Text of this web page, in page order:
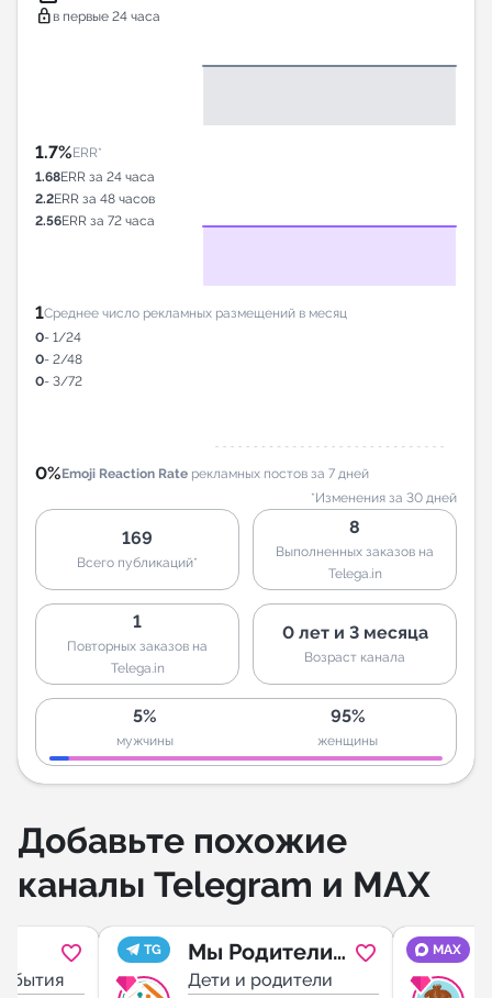
lock в первые 24 часа
1.7%ERR*
1.68ERR за 24 часа
2.2ERR за 48 часов
2.56ERR за 72 часа
1Среднее число рекламных размещений в месяц
0- 1/24
0- 2/48
0- 3/72
0%Emoji Reaction Rate рекламных постов за 7 дней
*Изменения за 30 дней
169
Всего публикаций*
8
Выполненных заказов на
Telega.in
1
Повторных заказов на
Telega.in
0 лет и 3 месяца
Возраст канала
5%
мужчины
95%
женщины
Добавьте похожие
каналы Telegram и MAX
TG
Мы Родители
👫
Дети и родители
MAX